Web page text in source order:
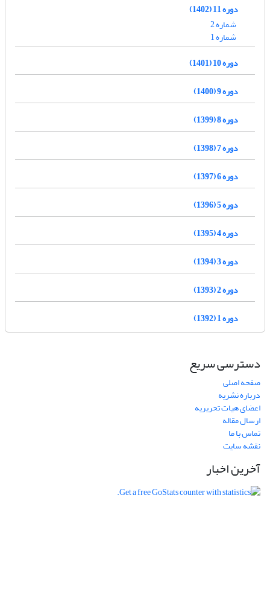
دوره 11 (1402)
شماره 2
شماره 1
دوره 10 (1401)
دوره 9 (1400)
دوره 8 (1399)
دوره 7 (1398)
دوره 6 (1397)
دوره 5 (1396)
دوره 4 (1395)
دوره 3 (1394)
دوره 2 (1393)
دوره 1 (1392)
دسترسی سریع
صفحه اصلی
درباره نشریه
اعضای هیات تحریریه
ارسال مقاله
تماس با ما
نقشه سایت
آخرین اخبار